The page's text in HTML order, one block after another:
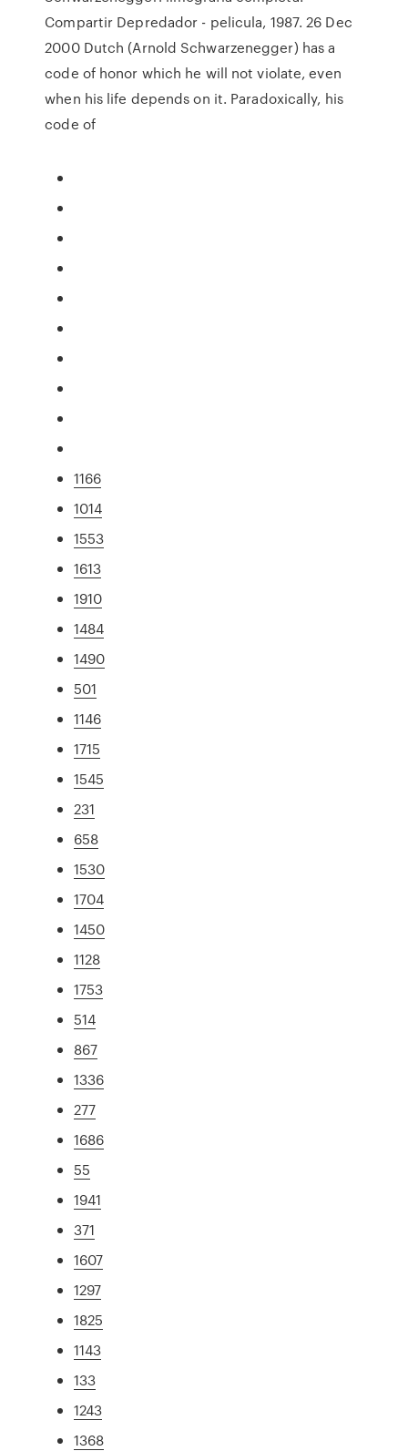
Compartir Depredador - pelicula, 1987. 26 Dec
2000 Dutch (Arnold Schwarzenegger) has a
code of honor which he will not violate, even
when his life depends on it. Paradoxically, his
code of
1166
1014
1553
1613
1910
1484
1490
501
1146
1715
1545
231
658
1530
1704
1450
1128
1753
514
867
1336
277
1686
55
1941
371
1607
1297
1825
1143
133
1243
1368